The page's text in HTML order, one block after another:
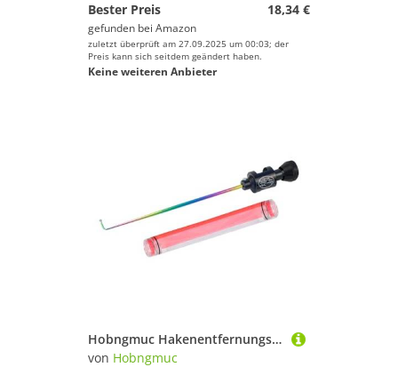
Bester Preis
18,34 €
gefunden bei Amazon
zuletzt überprüft am 27.09.2025 um 00:03; der
Preis kann sich seitdem geändert haben.
Keine weiteren Anbieter
Hobngmuc Hakenentfernungswerkzeug Angeln | Ergonomische Fischhaken Entfernungswerkzeug - Tragbarer Angelhaken, Multifunktionaler Entferner für
von Hobngmuc